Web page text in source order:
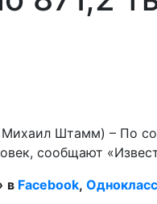
Штамм) – По
сообщают
в Facebook,